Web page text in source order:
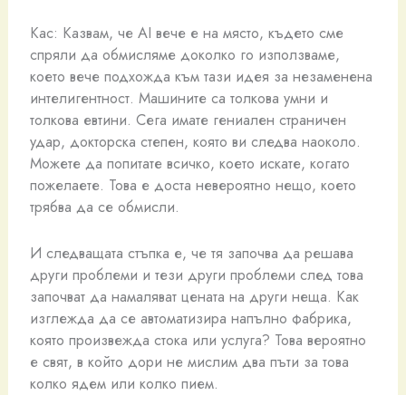
Кас: Казвам, че AI вече е на място, където сме
спряли да обмисляме доколко го използваме,
което вече подхожда към тази идея за незаменена
интелигентност. Машините са толкова умни и
толкова евтини. Сега имате гениален страничен
удар, докторска степен, която ви следва наоколо.
Можете да попитате всичко, което искате, когато
пожелаете. Това е доста невероятно нещо, което
трябва да се обмисли.
И следващата стъпка е, че тя започва да решава
други проблеми и тези други проблеми след това
започват да намаляват цената на други неща. Как
изглежда да се автоматизира напълно фабрика,
която произвежда стока или услуга? Това вероятно
е свят, в който дори не мислим два пъти за това
колко ядем или колко пием.